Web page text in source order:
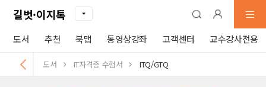
길벗·이지톡
도서 추천 북맵 동영상강좌 고객센터 교수강사전용
도서 IT자격증 수험서 ITQ/GTQ